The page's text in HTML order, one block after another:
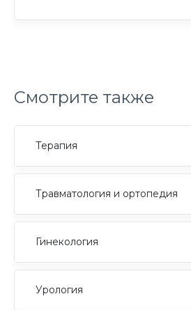
Смотрите также
Терапия
Травматология и ортопедия
Гинекология
Урология